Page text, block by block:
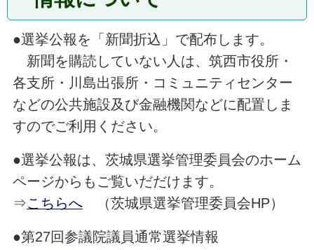
●選挙公報を「新聞折込」で配布します。
新聞を購読していない人は、筑西市役所・
各支所・川島出張所・コミュニティセンター
などの公共施設及び金融機関などに配置しま
すのでご利用ください。
●選挙公報は、茨城県選挙管理委員会のホーム
ページからもご覧いだだけます。
⇒こちらへ（茨城県選挙管理委員会HP）
●第27回参議院議員通常選挙情報